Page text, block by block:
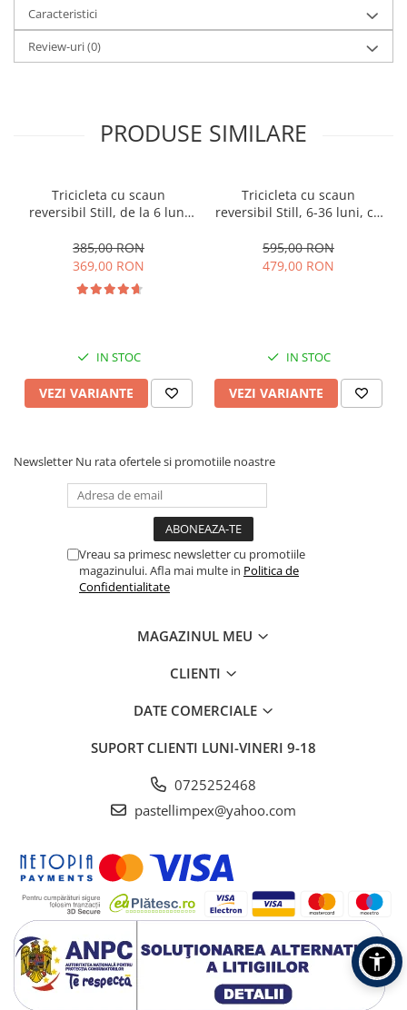
Caracteristici
Review-uri(0)
PRODUSE SIMILARE
Tricicleta cu scaun
reversibil Still, de la 6 luni
roata Eva plina, siliconata
385,00 RON
369,00 RON
IN STOC
VEZI VARIANTE
Tricicleta cu scaun
reversibil Still, 6-36 luni, cu
roata cauciuc, cu lumini si
muzica, SL07
595,00 RON
479,00 RON
IN STOC
VEZI VARIANTE
Newsletter Nu rata ofertele si promotiile noastre
Vreau sa primesc newsletter cu promotiile
magazinului. Afla mai multe in Politica de
Confidentialitate
MAGAZINUL MEU
CLIENTI
DATE COMERCIALE
SUPORT CLIENTI LUNI-VINERI 9-18
0725252468
pastellimpex@yahoo.com